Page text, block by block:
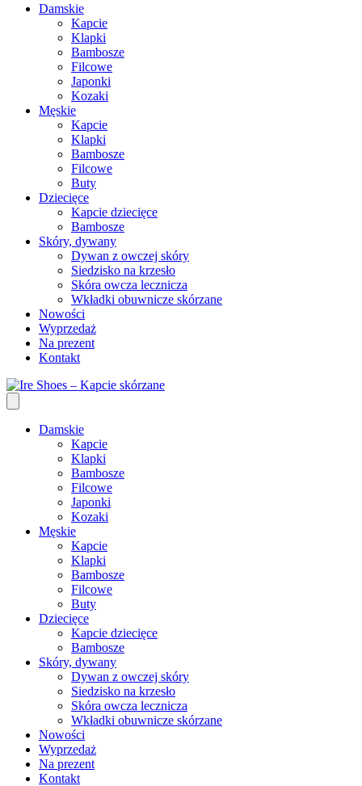
Damskie
Kapcie
Klapki
Bambosze
Filcowe
Japonki
Kozaki
Męskie
Kapcie
Klapki
Bambosze
Filcowe
Buty
Dziecięce
Kapcie dziecięce
Bambosze
Skóry, dywany
Dywan z owczej skóry
Siedzisko na krzesło
Skóra owcza lecznicza
Wkładki obuwnicze skórzane
Nowości
Wyprzedaż
Na prezent
Kontakt
Damskie
Kapcie
Klapki
Bambosze
Filcowe
Japonki
Kozaki
Męskie
Kapcie
Klapki
Bambosze
Filcowe
Buty
Dziecięce
Kapcie dziecięce
Bambosze
Skóry, dywany
Dywan z owczej skóry
Siedzisko na krzesło
Skóra owcza lecznicza
Wkładki obuwnicze skórzane
Nowości
Wyprzedaż
Na prezent
Kontakt